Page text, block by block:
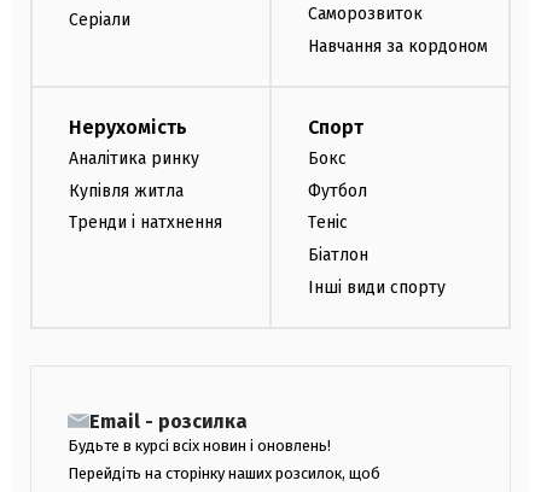
Серіали
Саморозвиток
Навчання за кордоном
Нерухомість
Аналітика ринку
Купівля житла
Тренди і натхнення
Спорт
Бокс
Футбол
Теніс
Біатлон
Інші види спорту
Email - розсилка
Будьте в курсі всіх новин і оновлень!
Перейдіть на сторінку наших розсилок, щоб